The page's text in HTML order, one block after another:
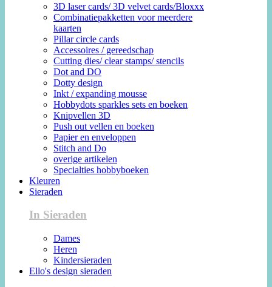
3D laser cards/ 3D velvet cards/Bloxxx
Combinatiepakketten voor meerdere
kaarten
Pillar circle cards
Accessoires / gereedschap
Cutting dies/ clear stamps/ stencils
Dot and DO
Dotty design
Inkt / expanding mousse
Hobbydots sparkles sets en boeken
Knipvellen 3D
Push out vellen en boeken
Papier en enveloppen
Stitch and Do
overige artikelen
Specialties hobbyboeken
Kleuren
Sieraden
In Sieraden
Dames
Heren
Kindersieraden
Ello's design sieraden